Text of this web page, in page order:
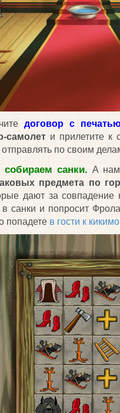
договор с
самолети прилетите к
по своим
санки. А
предмета по
дают за
в санки и попросит
попадете в гости к